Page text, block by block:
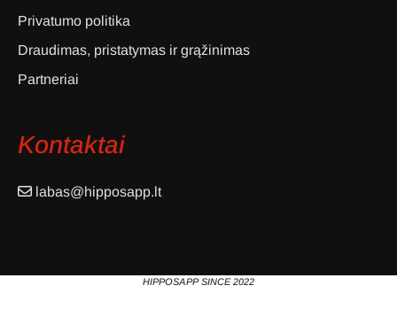
Privatumo politika
Draudimas, pristatymas ir grąžinimas
Partneriai
Kontaktai
labas@hipposapp.lt
HIPPOSAPP SINCE 2022